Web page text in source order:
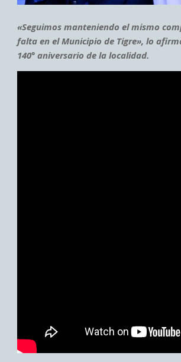
«Seguimos manteniendo el mismo
falta en el Municipio de Tigre», lo
140° aniversario de la localidad.